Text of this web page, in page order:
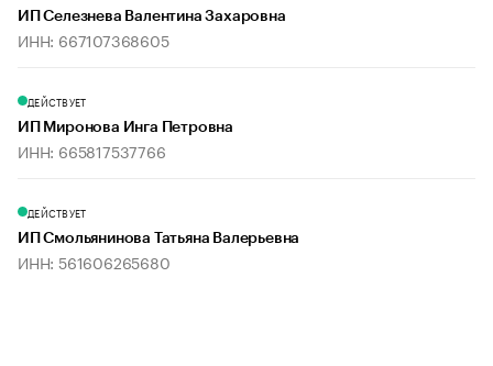
ИП Селезнева Валентина Захаровна
ИНН: 667107368605
ДЕЙСТВУЕТ
ИП Миронова Инга Петровна
ИНН: 665817537766
ДЕЙСТВУЕТ
ИП Смольянинова Татьяна Валерьевна
ИНН: 561606265680